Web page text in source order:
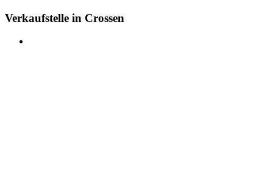
Verkaufstelle in Crossen